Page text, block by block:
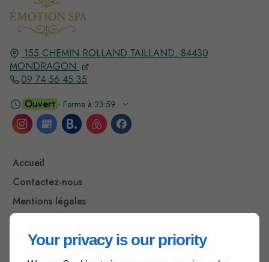
Your privacy is our priority
155 CHEMIN ROLLAND TAILLAND, 84430
MONDRAGON
09 74 56 45 35
Ouvert ⋅ Ferme à 23:59
Accueil
Contactez-nous
Mentions légales